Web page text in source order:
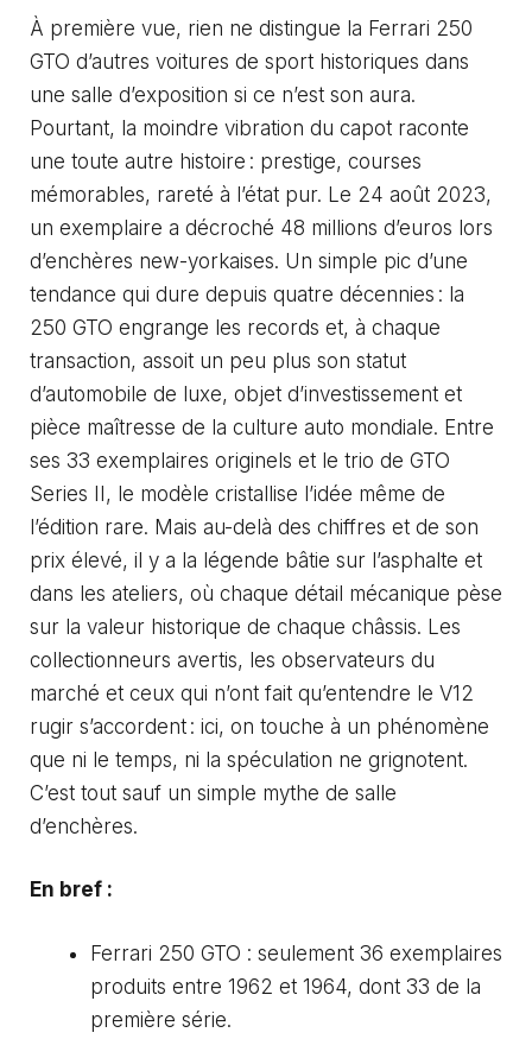
À première vue, rien ne distingue la Ferrari 250
GTO d’autres voitures de sport historiques dans
une salle d’exposition si ce n’est son aura.
Pourtant, la moindre vibration du capot raconte
une toute autre histoire : prestige, courses
mémorables, rareté à l’état pur. Le 24 août 2023,
un exemplaire a décroché 48 millions d’euros lors
d’enchères new-yorkaises. Un simple pic d’une
tendance qui dure depuis quatre décennies : la
250 GTO engrange les records et, à chaque
transaction, assoit un peu plus son statut
d’automobile de luxe, objet d’investissement et
pièce maîtresse de la culture auto mondiale. Entre
ses 33 exemplaires originels et le trio de GTO
Series II, le modèle cristallise l’idée même de
l’édition rare. Mais au-delà des chiffres et de son
prix élevé, il y a la légende bâtie sur l’asphalte et
dans les ateliers, où chaque détail mécanique pèse
sur la valeur historique de chaque châssis. Les
collectionneurs avertis, les observateurs du
marché et ceux qui n’ont fait qu’entendre le V12
rugir s’accordent : ici, on touche à un phénomène
que ni le temps, ni la spéculation ne grignotent.
C’est tout sauf un simple mythe de salle
d’enchères.
En bref :
Ferrari 250 GTO : seulement 36 exemplaires
produits entre 1962 et 1964, dont 33 de la
première série.